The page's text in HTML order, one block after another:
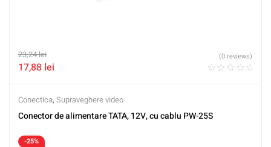
23,24lei
17,88 lei
(0 reviews)
Conectica, Supraveghere video
Conector de alimentare TATA, 12V, cu cablu PW-25S
-25%